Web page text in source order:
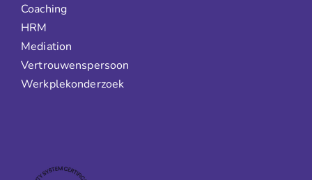
Coaching
HRM
Mediation
Vertrouwenspersoon
Werkplekonderzoek